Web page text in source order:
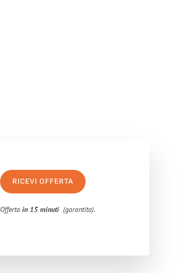
RICEVI OFFERTA
Offertain 15 minuti (garantita).